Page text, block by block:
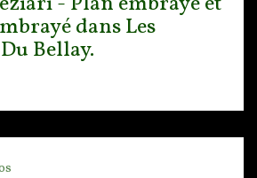
dans Les
Bellay.